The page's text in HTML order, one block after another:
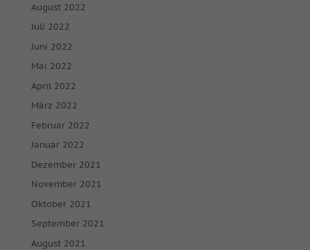
August 2022
Juli 2022
Juni 2022
Mai 2022
April 2022
März 2022
Februar 2022
Januar 2022
Dezember 2021
November 2021
Oktober 2021
September 2021
August 2021